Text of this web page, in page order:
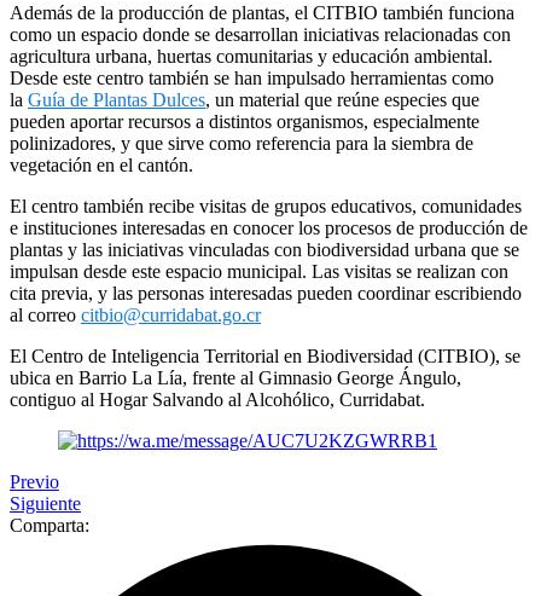
Además de la producción de plantas, el CITBIO también funciona
como un espacio donde se desarrollan iniciativas relacionadas con
agricultura urbana, huertas comunitarias y educación ambiental.
Desde este centro también se han impulsado herramientas como
la Guía de Plantas Dulces, un material que reúne especies que
pueden aportar recursos a distintos organismos, especialmente
polinizadores, y que sirve como referencia para la siembra de
vegetación en el cantón.
El centro también recibe visitas de grupos educativos, comunidades
e instituciones interesadas en conocer los procesos de producción de
plantas y las iniciativas vinculadas con biodiversidad urbana que se
impulsan desde este espacio municipal. Las visitas se realizan con
cita previa, y las personas interesadas pueden coordinar escribiendo
al correo citbio@curridabat.go.cr
El Centro de Inteligencia Territorial en Biodiversidad (CITBIO), se
ubica en Barrio La Lía, frente al Gimnasio George Ángulo,
contiguo al Hogar Salvando al Alcohólico, Curridabat.
Previo
Siguiente
Comparta: